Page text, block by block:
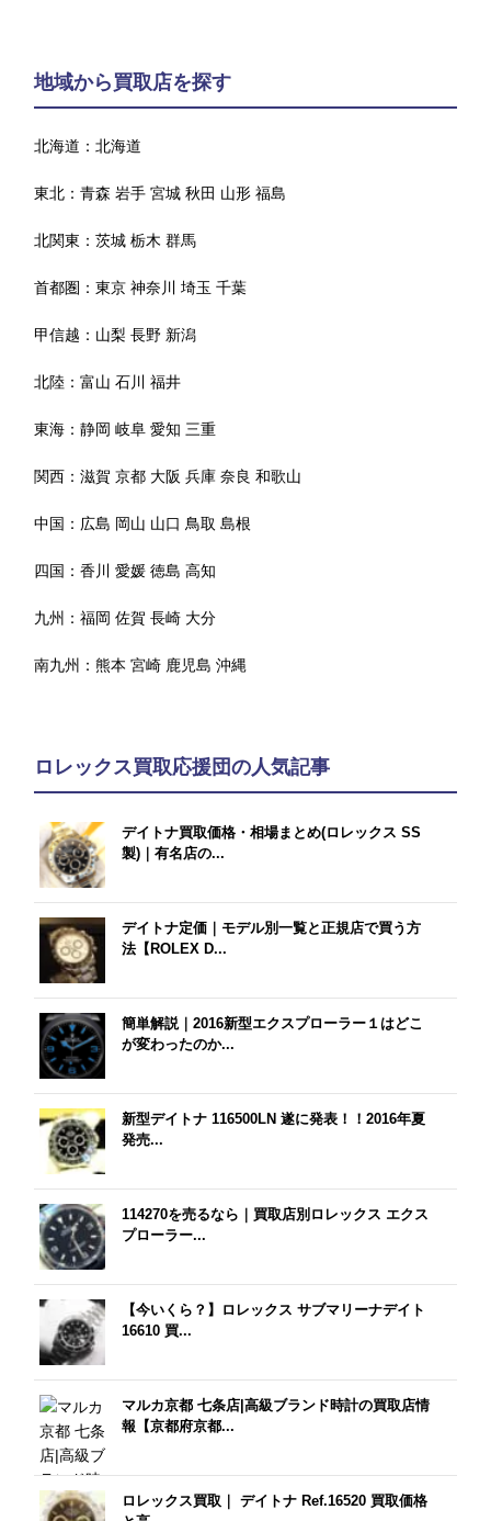
地域から買取店を探す
北海道：北海道
東北：青森 岩手 宮城 秋田 山形 福島
北関東：茨城 栃木 群馬
首都圏：東京 神奈川 埼玉 千葉
甲信越： 山梨 長野 新潟
北陸：富山 石川 福井
東海：静岡 岐阜 愛知 三重
関西：滋賀 京都 大阪 兵庫 奈良 和歌山
中国： 広島 岡山 山口 鳥取 島根
四国：香川 愛媛 徳島 高知
九州：福岡 佐賀 長崎 大分
南九州：熊本 宮崎 鹿児島 沖縄
ロレックス買取応援団の人気記事
デイトナ買取価格・相場まとめ(ロレックス SS
製)｜有名店の...
デイトナ定価｜モデル別一覧と正規店で買う方
法【ROLEX D...
簡単解説｜2016新型エクスプローラー１はどこ
が変わったのか...
新型デイトナ 116500LN 遂に発表！！2016年夏
発売...
114270を売るなら｜買取店別ロレックス エクス
プローラー...
【今いくら？】ロレックス サブマリーナデイト
16610 買...
マルカ京都 七条店|高級ブランド時計の買取店情
報【京都府京都...
ロレックス買取｜ デイトナ Ref.16520 買取価格